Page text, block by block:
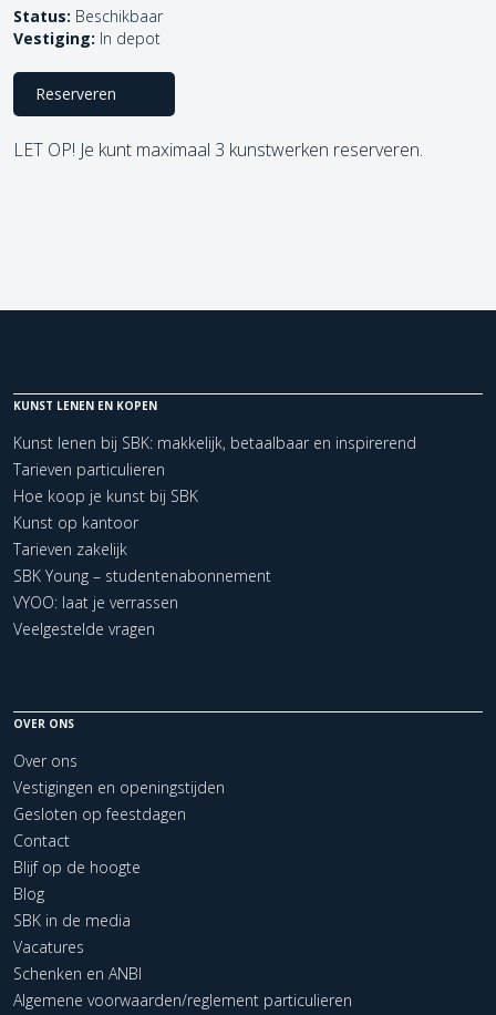
Status: Beschikbaar
Vestiging: In depot
Reserveren
LET OP! Je kunt maximaal 3 kunstwerken reserveren.
KUNST LENEN EN KOPEN
Kunst lenen bij SBK: makkelijk, betaalbaar en inspirerend
Tarieven particulieren
Hoe koop je kunst bij SBK
Kunst op kantoor
Tarieven zakelijk
SBK Young – studentenabonnement
VYOO: laat je verrassen
Veelgestelde vragen
OVER ONS
Over ons
Vestigingen en openingstijden
Gesloten op feestdagen
Contact
Blijf op de hoogte
Blog
SBK in de media
Vacatures
Schenken en ANBI
Algemene voorwaarden/reglement particulieren